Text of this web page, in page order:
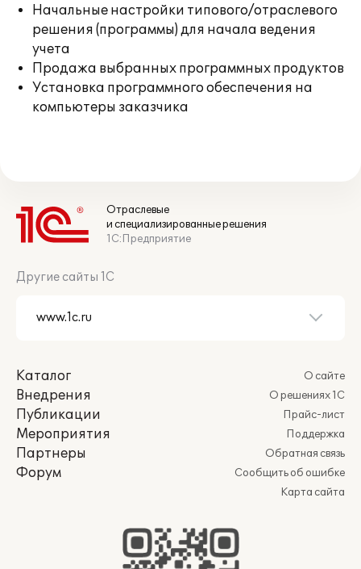
Начальные настройки типового/отраслевого
решения (программы) для начала ведения
учета
Продажа выбранных программных продуктов
Установка программного обеспечения на
компьютеры заказчика
Отраслевые
и специализированные решения
1С:Предприятие
Другие сайты 1С
Каталог
Внедрения
Публикации
Мероприятия
Партнеры
Форум
О сайте
О решениях 1С
Прайс-лист
Поддержка
Обратная связь
Сообщить об ошибке
Карта сайта